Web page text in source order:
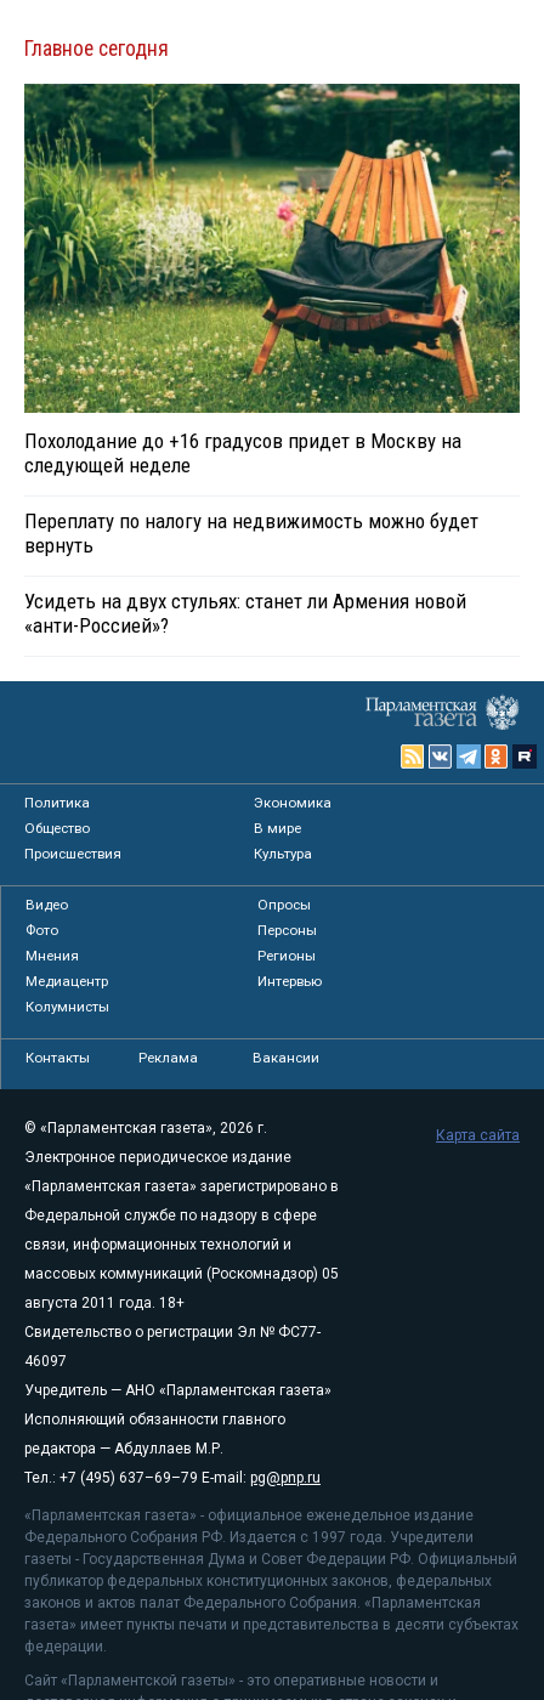
Главное сегодня
Похолодание до +16 градусов придет в Москву на
следующей неделе
Переплату по налогу на недвижимость можно будет
вернуть
Усидеть на двух стульях: станет ли Армения новой
«анти-Россией»?
Политика
Экономика
Общество
В мире
Происшествия
Культура
Видео
Опросы
Фото
Персоны
Мнения
Регионы
Медиацентр
Интервью
Колумнисты
Контакты Реклама Вакансии
© «Парламентская газета», 2026 г.
Электронное периодическое издание
«Парламентская газета» зарегистрировано в
Федеральной службе по надзору в сфере
связи, информационных технологий и
массовых коммуникаций (Роскомнадзор) 05
августа 2011 года. 18+
Свидетельство о регистрации Эл № ФС77-
46097
Учредитель — АНО «Парламентская газета»
Исполняющий обязанности главного
редактора — Абдуллаев М.Р.
Тел.: +7 (495) 637–69–79 E-mail: pg@pnp.ru
«Парламентская газета» - официальное еженедельное издание
Федерального Собрания РФ. Издается с 1997 года. Учредители
газеты - Государственная Дума и Совет Федерации РФ. Официальный
публикатор федеральных конституционных законов, федеральных
законов и актов палат Федерального Собрания. «Парламентская
газета» имеет пункты печати и представительства в десяти субъектах
федерации.
Сайт «Парламентской газеты» - это оперативные новости и
Карта сайта